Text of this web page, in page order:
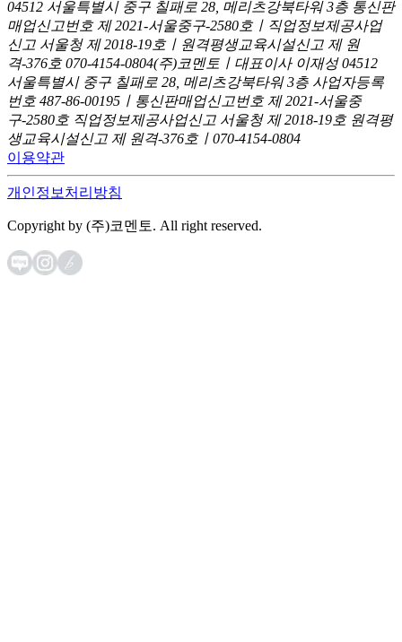
04512 서울특별시 중구 칠패로 28, 메리츠강북타워 3층 통신판
매업신고번호 제 2021-서울중구-2580호ㅣ직업정보제공사업
신고 서울청 제 2018-19호ㅣ원격평생교육시설신고 제 원
격-376호 070-4154-0804(주)코멘토ㅣ대표이사 이재성 04512
서울특별시 중구 칠패로 28, 메리츠강북타워 3층 사업자등록
번호 487-86-00195ㅣ통신판매업신고번호 제 2021-서울중
구-2580호 직업정보제공사업신고 서울청 제 2018-19호 원격평
생교육시설신고 제 원격-376호ㅣ070-4154-0804
이용약관
개인정보처리방침
Copyright by (주)코멘토. All right reserved.